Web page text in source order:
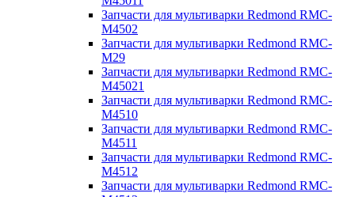
Запчасти для мультиварки Redmond RMC-
M4502
Запчасти для мультиварки Redmond RMC-
M29
Запчасти для мультиварки Redmond RMC-
M45021
Запчасти для мультиварки Redmond RMC-
M4510
Запчасти для мультиварки Redmond RMC-
M4511
Запчасти для мультиварки Redmond RMC-
M4512
Запчасти для мультиварки Redmond RMC-